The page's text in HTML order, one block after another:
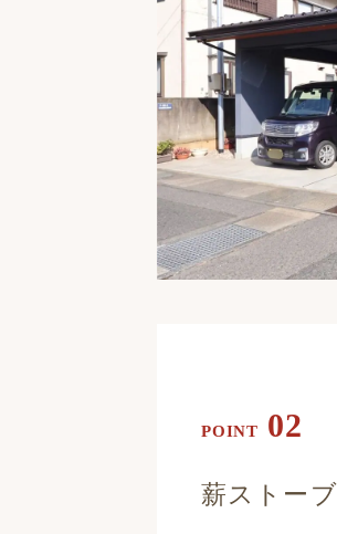
POINT 02
薪ストーブ